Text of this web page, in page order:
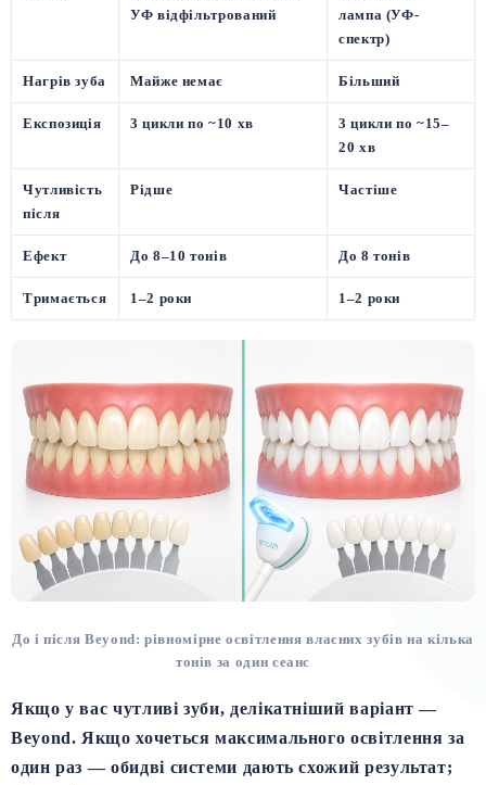
УФ відфільтрований
лампа (УФ-
спектр)
Нагрів зуба Майже немає Більший
Експозиція 3 цикли по ~10 хв
3 цикли по ~15–
20 хв
Чутливість
після
Рідше Частіше
Ефект До 8–10 тонів До 8 тонів
Тримається 1–2 роки 1–2 роки
До і після Beyond: рівномірне освітлення власних зубів на кілька
тонів за один сеанс
Якщо у вас чутливі зуби, делікатніший варіант —
Beyond. Якщо хочеться максимального освітлення за
один раз — обидві системи дають схожий результат;